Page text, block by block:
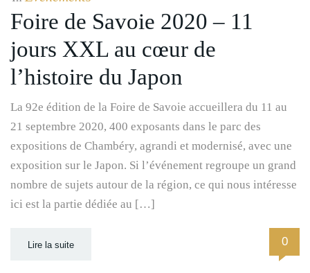
Foire de Savoie 2020 – 11
jours XXL au cœur de
l’histoire du Japon
La 92e édition de la Foire de Savoie accueillera du 11 au
21 septembre 2020, 400 exposants dans le parc des
expositions de Chambéry, agrandi et modernisé, avec une
exposition sur le Japon. Si l’événement regroupe un grand
nombre de sujets autour de la région, ce qui nous intéresse
ici est la partie dédiée au […]
Lire la suite 0